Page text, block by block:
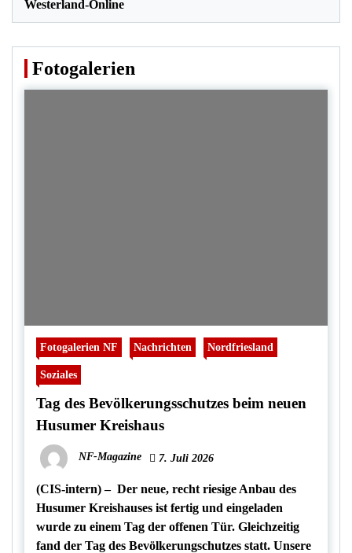
Westerland-Online
Fotogalerien
Fotogalerien NF Nachrichten Nordfriesland
Soziales
Tag des Bevölkerungsschutzes beim neuen
Husumer Kreishaus
NF-Magazine 7. Juli 2026
(CIS-intern) – Der neue, recht riesige Anbau des
Husumer Kreishauses ist fertig und eingeladen
wurde zu einem Tag der offenen Tür. Gleichzeitig
fand der Tag des Bevölkerungschutzes statt. Unsere